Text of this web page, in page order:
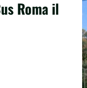
Roma il